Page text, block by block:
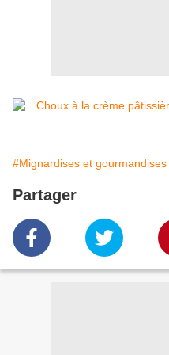
#Mignardises et gourmandises
Partager